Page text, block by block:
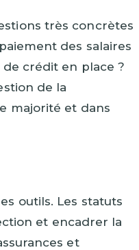
très concrètes
des salaires
crédit en place ?
de la
majorité et dans
outils. Les statuts
et encadrer la
et